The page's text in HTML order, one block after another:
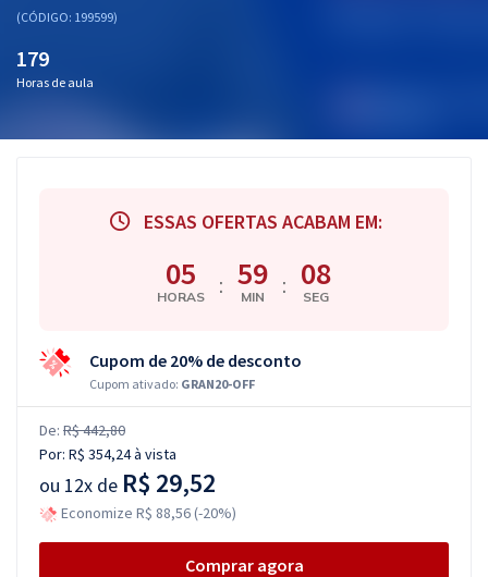
Aprovados
(CÓDIGO: 199599)
179
Horas de aula
ESSAS OFERTAS ACABAM EM:
05
HORAS : 59
MIN : 07
SEG
Cupom de 20% de desconto
Cupom ativado: GRAN20-OFF
De: R$ 442,80
Por: R$ 354,24à vista
ou 12x de R$ 29,52
Economize R$ 88,56 (-20%)
Comprar agora